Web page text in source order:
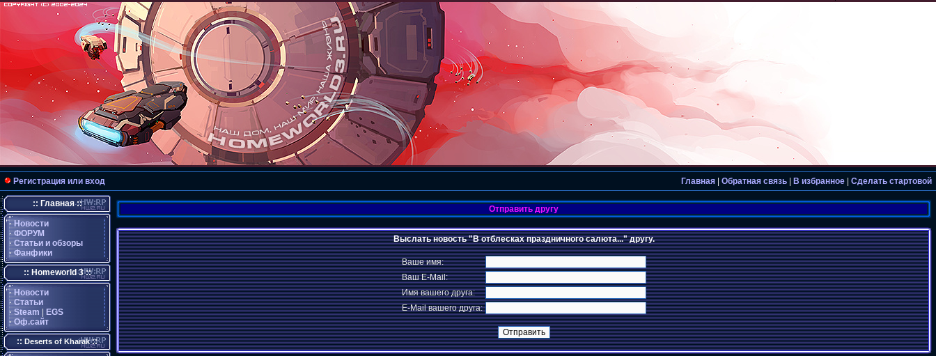
Регистрация или вход Главная Обратная связь В избранное Сделать стартовой
:: Главная ::
· Новости
· ФОРУМ
· Статьи и обзоры
· Фанфики
:: Homeworld 3 ::
· Новости
· Статьи
· Steam
EGS
· Оф.сайт
:: Deserts of Kharak::
Отправить другу
Выслать новость "В отблесках праздничного салюта..." другу.
Ваше имя:
Ваш E-Mail:
Имя вашего друга:
E-Mail вашего друга: